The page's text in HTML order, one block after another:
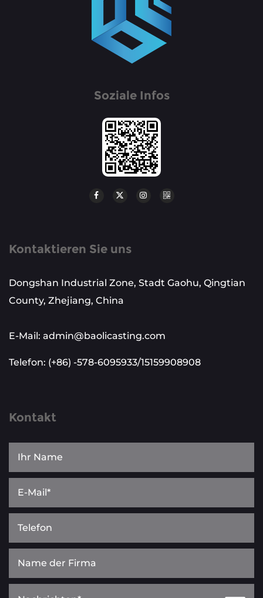
Soziale Infos
Kontaktieren Sie uns
Dongshan Industrial Zone, Stadt Gaohu, Qingtian
County, Zhejiang, China
E-Mail: admin@baolicasting.com
Telefon: (+86) -578-6095933/15159908908
Kontakt